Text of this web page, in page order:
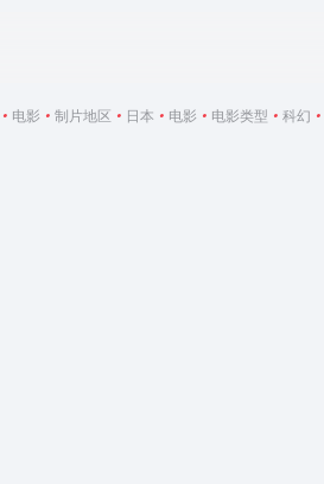
• 电影 • 制片地区 • 日本 • 电影 • 电影类型 • 科幻 •